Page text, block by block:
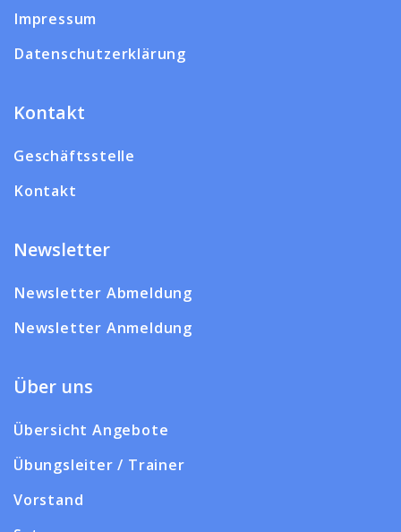
Impressum
Datenschutzerklärung
Kontakt
Geschäftsstelle
Kontakt
Newsletter
Newsletter Abmeldung
Newsletter Anmeldung
Über uns
Übersicht Angebote
Übungsleiter / Trainer
Vorstand